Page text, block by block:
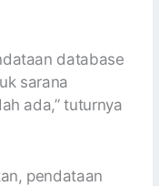
database
sarana
ada,” tuturnya
pendataan